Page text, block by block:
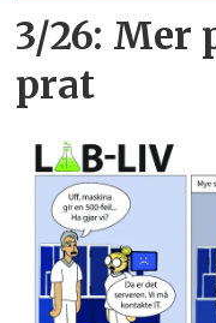
3/26: Mer
prat